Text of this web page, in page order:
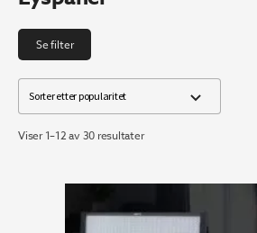
Se filter
Viser 1–12 av 30 resultaterSortert